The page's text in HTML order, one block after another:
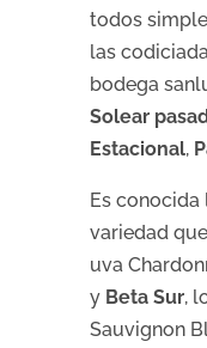
todos
las
bodega
Solear
Estacional,
Es
variedad
uva
y Beta Sur,
Sauvignon